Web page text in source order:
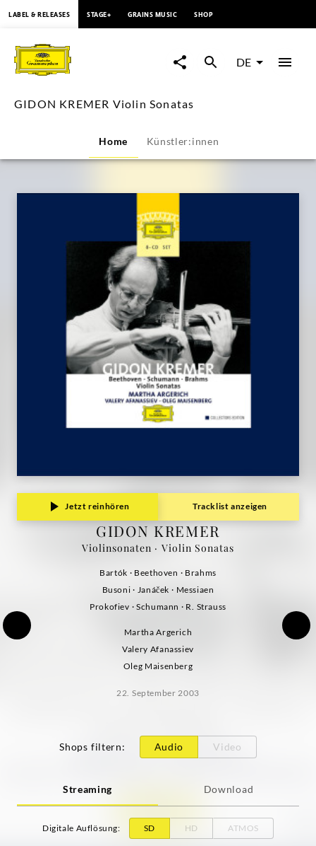
KREMER
Violin
|
Deutsche
Grammophon
LABEL & RELEASES STAGE+ GRAINS MUSIC SHOP
DE
GIDON KREMER Violin Sonatas
Home Künstler:innen
Jetzt reinhören Tracklist anzeigen
GIDON KREMER
Violinsonaten · Violin Sonatas
Bartók · Beethoven · Brahms
Busoni · Janáček · Messiaen
Prokofiev · Schumann · R. Strauss
Martha Argerich
Valery Afanassiev
Oleg Maisenberg
22. September 2003
Shops filtern: Audio Video
Streaming Download
Digitale Auflösung: SD HD ATMOS